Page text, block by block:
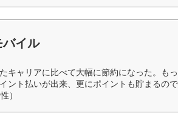
バイル
キャリアに比べて大幅に節約になった。も
ント払いが出来、更にポイントも貯まるの
）